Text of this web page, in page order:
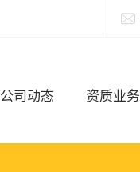
公司动态 资质业务